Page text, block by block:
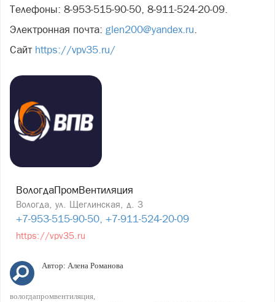
Телефоны: 8-953-515-90-50, 8-911-524-20-09.
Электронная почта: glen200@yandex.ru.
Сайт https://vpv35.ru/
ВологдаПромВентиляция
Вологда, ул. Щеглинская, д. 3
+7-953-515-90-50, +7-911-524-20-09
https://vpv35.ru
Автор: Алена Романова
вологдапромвентиляция